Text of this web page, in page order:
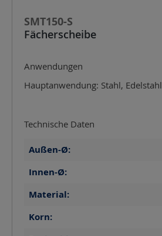
SMT150-S
Fächerscheibe
Anwendungen
Hauptanwendung: Stahl, Edelstahl
Technische Daten
Außen-Ø:
Innen-Ø:
Material:
Korn: